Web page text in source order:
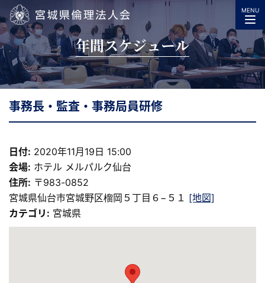
宮城県倫理法人会
MENU
年間スケジュール
事務長・監査・事務局員研修
日付: 2020年11月19日 15:00
会場: ホテル メルパルク仙台
住所: 〒983-0852
宮城県仙台市宮城野区榴岡５丁目６−５１ [地図]
カテゴリ: 宮城県